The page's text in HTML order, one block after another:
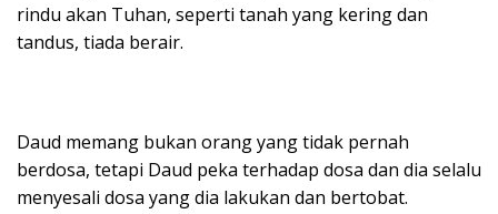
rindu akan Tuhan, seperti tanah yang kering dan
tandus, tiada berair.
Daud memang bukan orang yang tidak pernah
berdosa, tetapi Daud peka terhadap dosa dan dia selalu
menyesali dosa yang dia lakukan dan bertobat.